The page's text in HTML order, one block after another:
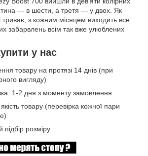
— в шести, а третя — у двох. Як
триває, з кожним місяцем виходить все
забарвлень всім так вже улюблених
у нас
товару на протязі 14 днів (при
вигляду)
1-2 дня з моменту замовлення
товару (перевірка кожної пари
розміру